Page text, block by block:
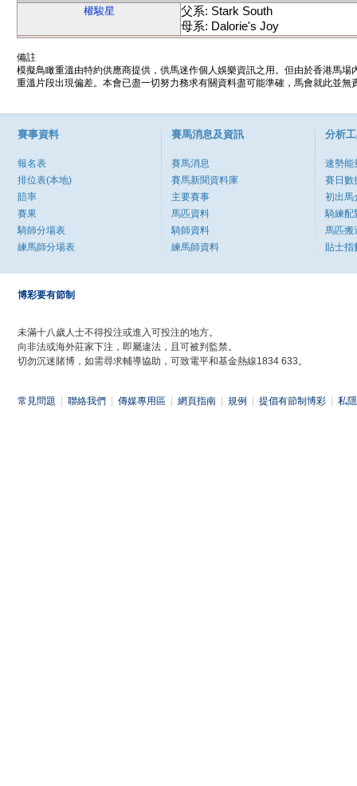
權駿星
父系: Stark South
母系: Dalorie's Joy
備註
模擬鳥瞰重溫由特約供應商提供，供馬迷作個人娛樂資訊之用。但由於香港馬
重溫片段出現偏差。本會已盡一切努力務求有關資料盡可能準確，馬會就此並
賽事資料
報名表
排位表(本地)
賠率
賽果
騎師分場表
練馬師分場表
賽馬消息及資訊
賽馬消息
賽馬新聞資料庫
主要賽事
馬匹資料
騎師資料
練馬師資料
分析
速勢能
賽日數
初出馬
騎練配
馬匹搬
貼士指
博彩要有節制
未滿十八歲人士不得投注或進入可投注的地方。
向非法或海外莊家下注，即屬違法，且可被判監禁。
切勿沉迷賭博，如需尋求輔導協助，可致電平和基金熱線1834 633。
常見問題 聯絡我們 傳媒專用區 網頁指南 規例 提倡有節制博彩 私